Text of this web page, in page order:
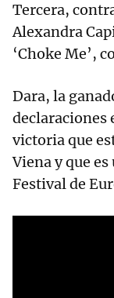
Tercera,
Alexandra
‘Choke Me’,
Dara, la
declaraciones
victoria que
Viena y que
Festival de